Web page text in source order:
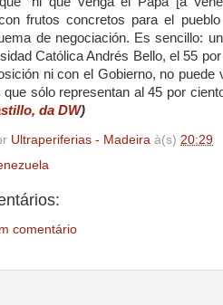
frutos concretos para el
de negociación. Es sencillo:
Católica Andrés Bello, el 55
ni con el Gobierno, no puede
sólo representan al 45 por
da DW)
Ultraperiferias - Madeira à(s) 20:29
comentário